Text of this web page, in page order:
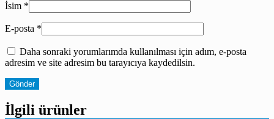
İsim *
E-posta *
Daha sonraki yorumlarımda kullanılması için adım, e-posta
adresim ve site adresim bu tarayıcıya kaydedilsin.
İlgili ürünler